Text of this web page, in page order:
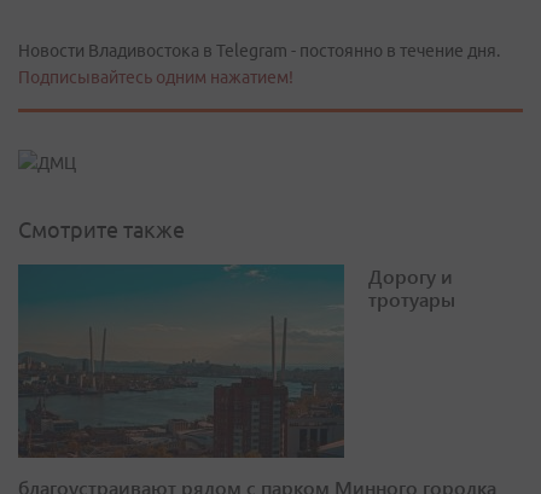
Новости Владивостока в Telegram - постоянно в течение дня.
Подписывайтесь одним нажатием!
Смотрите также
Дорогу и
тротуары
благоустраивают рядом с парком Минного городка